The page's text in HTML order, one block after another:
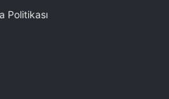
Politikası